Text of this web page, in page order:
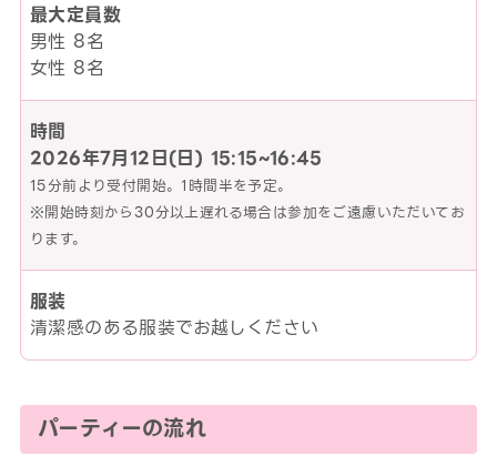
最大定員数
男性 8名
女性 8名
時間
2026年7月12日(日) 15:15~16:45
15分前より受付開始。1時間半を予定。
※開始時刻から30分以上遅れる場合は参加をご遠慮いただいてお
ります。
服装
清潔感のある服装でお越しください
パーティーの流れ